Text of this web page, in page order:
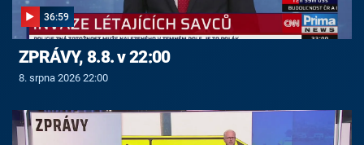
36:59
ZPRÁVY, 8.8. v 22:00
8. srpna 2026 22:00